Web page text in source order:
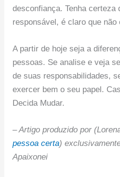
desconfiança. Tenha certeza
responsável, é claro que não
A partir de hoje seja a
pessoas. Se analise e veja
de suas responsabilidades,
exercer bem o seu papel.
Decida Mudar.
– Artigo produzido por
pessoa certa)
Apaixonei